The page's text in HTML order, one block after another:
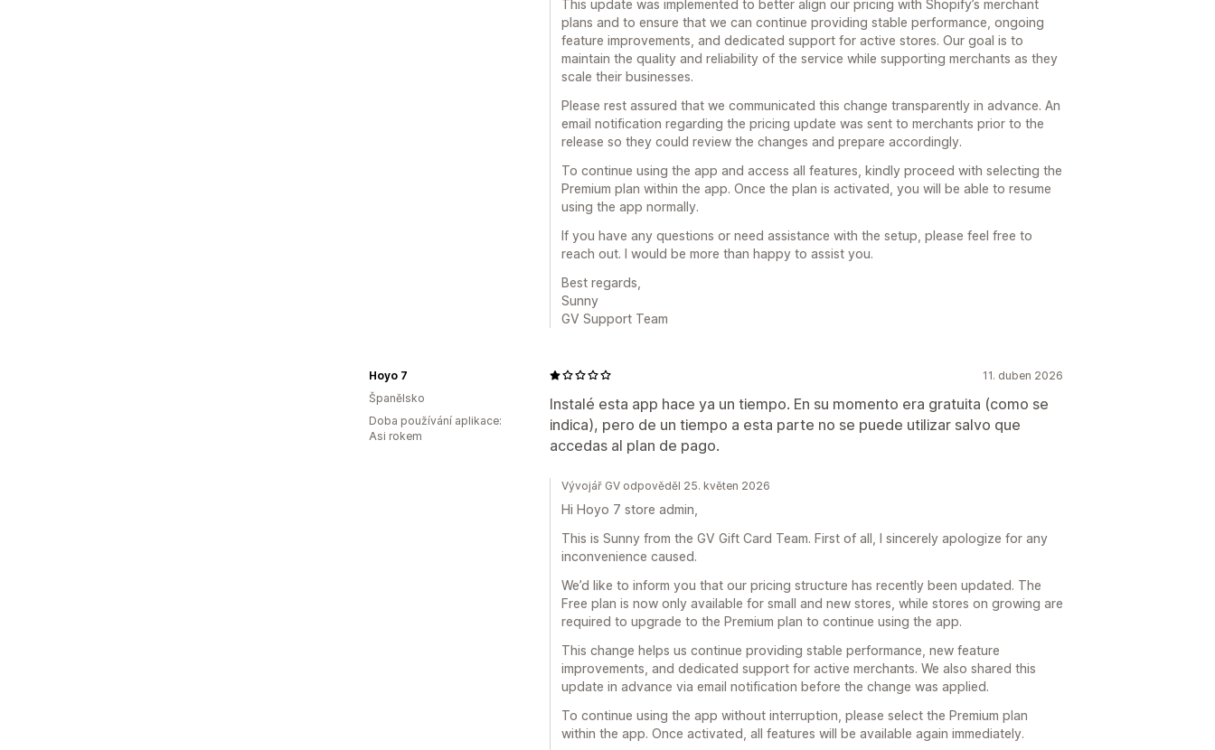
This update was implemented to better align our pricing with Shopify’s merchant
plans and to ensure that we can continue providing stable performance, ongoing
feature improvements, and dedicated support for active stores. Our goal is to
maintain the quality and reliability of the service while supporting merchants as they
scale their businesses.
Please rest assured that we communicated this change transparently in advance. An
email notification regarding the pricing update was sent to merchants prior to the
release so they could review the changes and prepare accordingly.
To continue using the app and access all features, kindly proceed with selecting the
Premium plan within the app. Once the plan is activated, you will be able to resume
using the app normally.
If you have any questions or need assistance with the setup, please feel free to
reach out. I would be more than happy to assist you.
Best regards,
Sunny
GV Support Team
11. duben 2026
Instalé esta app hace ya un tiempo. En su momento era gratuita (como se
indica), pero de un tiempo a esta parte no se puede utilizar salvo que
accedas al plan de pago.
Hoyo 7
Španělsko
Doba používání aplikace:
Asi rokem
Vývojář GV odpověděl 25. květen 2026
Hi Hoyo 7 store admin,
This is Sunny from the GV Gift Card Team. First of all, I sincerely apologize for any
inconvenience caused.
We’d like to inform you that our pricing structure has recently been updated. The
Free plan is now only available for small and new stores, while stores on growing are
required to upgrade to the Premium plan to continue using the app.
This change helps us continue providing stable performance, new feature
improvements, and dedicated support for active merchants. We also shared this
update in advance via email notification before the change was applied.
To continue using the app without interruption, please select the Premium plan
within the app. Once activated, all features will be available again immediately.